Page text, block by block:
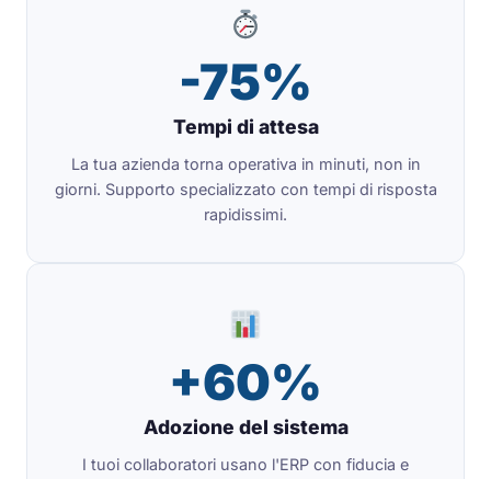
-75%
Tempi di attesa
La tua azienda torna operativa in minuti, non in
giorni. Supporto specializzato con tempi di risposta
rapidissimi.
+60%
Adozione del sistema
I tuoi collaboratori usano l'ERP con fiducia e